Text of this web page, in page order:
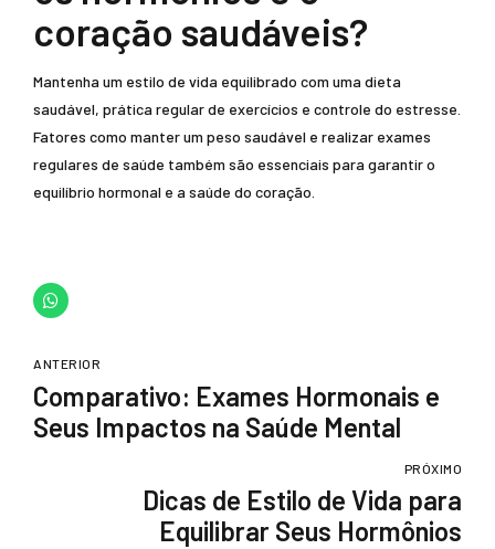
coração saudáveis?
Mantenha um estilo de vida equilibrado com uma dieta
saudável, prática regular de exercícios e controle do estresse.
Fatores como manter um peso saudável e realizar exames
regulares de saúde também são essenciais para garantir o
equilíbrio hormonal e a saúde do coração.
ANTERIOR
Comparativo: Exames Hormonais e
Seus Impactos na Saúde Mental
PRÓXIMO
Dicas de Estilo de Vida para
Equilibrar Seus Hormônios